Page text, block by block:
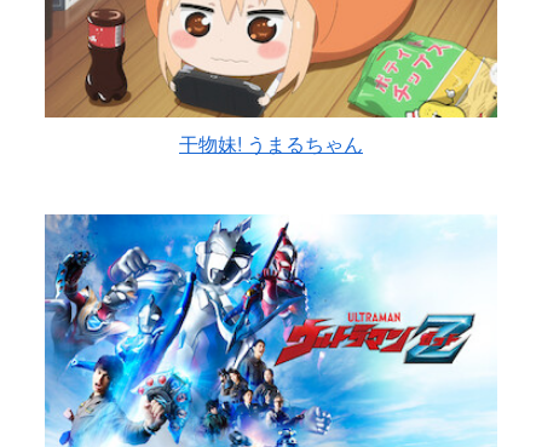
干物妹! うまるちゃん